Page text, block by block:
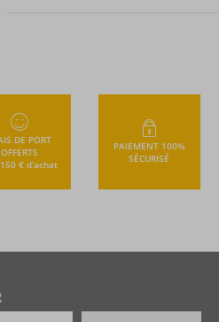
DE PORT
OFFERTS
€ d’achat
PAIEMENT 100%
SÉCURISÉ